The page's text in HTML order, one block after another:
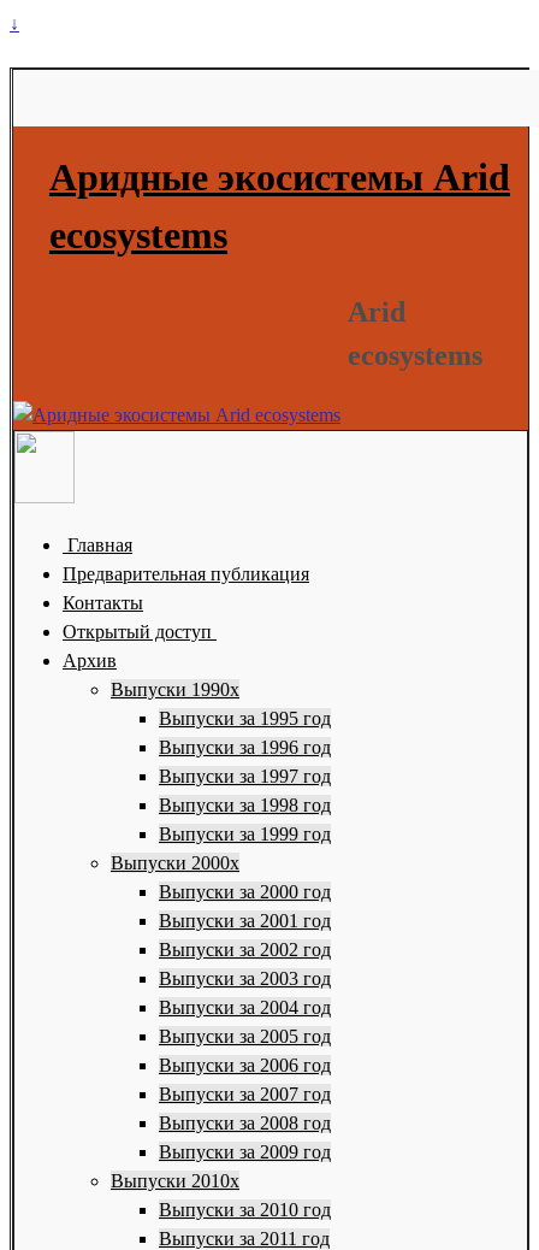
↓
Аридные экосистемы Arid
ecosystems
Arid
ecosystems
Главная
Предварительная публикация
Контакты
Открытый доступ
Архив
Выпуски 1990х
Выпуски за 1995 год
Выпуски за 1996 год
Выпуски за 1997 год
Выпуски за 1998 год
Выпуски за 1999 год
Выпуски 2000х
Выпуски за 2000 год
Выпуски за 2001 год
Выпуски за 2002 год
Выпуски за 2003 год
Выпуски за 2004 год
Выпуски за 2005 год
Выпуски за 2006 год
Выпуски за 2007 год
Выпуски за 2008 год
Выпуски за 2009 год
Выпуски 2010х
Выпуски за 2010 год
Выпуски за 2011 год